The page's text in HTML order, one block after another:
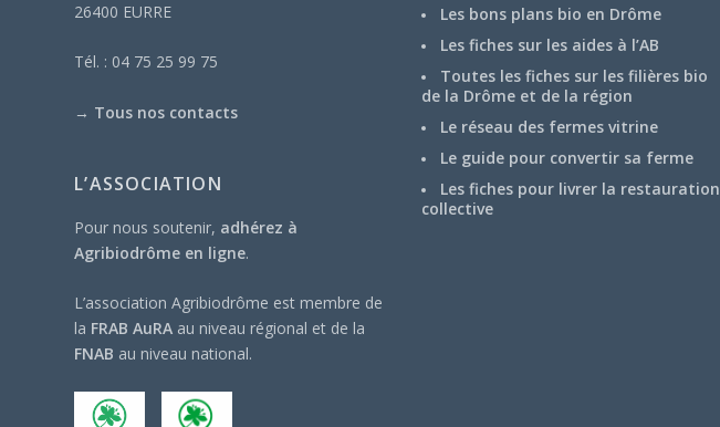
26400 EURRE
Tél. : 04 75 25 99 75
→ Tous nos contacts
L’ASSOCIATION
Pour nous soutenir, adhérez à
Agribiodrôme en ligne.
L’association Agribiodrôme est membre de
la FRAB AuRA au niveau régional et de la
FNAB au niveau national.
Les bons plans bio en Drôme
Les fiches sur les aides à l’AB
Toutes les fiches sur les filières bio
de la Drôme et de la région
Le réseau des fermes vitrine
Le guide pour convertir sa ferme
Les fiches pour livrer la restauration
collective